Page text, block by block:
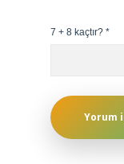
7 + 8 kaçtır? *